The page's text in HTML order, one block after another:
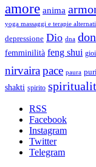
amore anima
yoga massaggi e terapie
depressione Dio dna
femminilità feng shui
nirvairapace paura
shakti spirito
RSS
Facebook
Instagram
Twitter
Telegram